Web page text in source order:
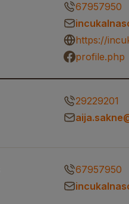
67957950
https://
profile.php
29229201
67957950